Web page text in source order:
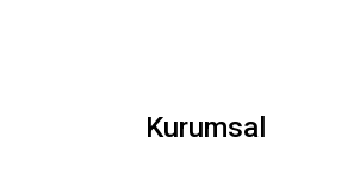
Kurumsal